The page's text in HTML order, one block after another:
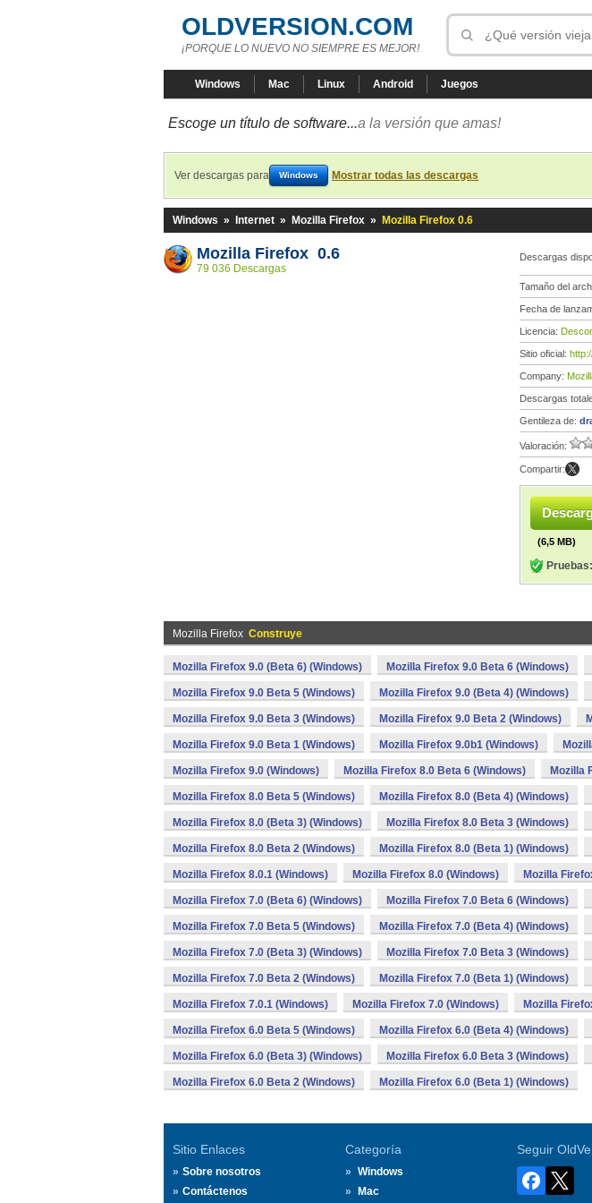
OLDVERSION.COM
¡PORQUE LO NUEVO NO SIEMPRE ES MEJOR!
Windows Mac Linux Android Juegos
Escoge un título de software...a la versión que amas!
Ver descargas para Windows Mostrar todas las descargas
Windows » Internet » Mozilla Firefox » Mozilla Firefox 0.6
Mozilla Firefox 0.6
79 036 Descargas
Descargas
Tamaño del
Fecha de
Licencia:
Sitio oficial:
Company:
Descargas
Gentileza de:
Valoración:
Compartir:
(6,5 MB)
Pruebas:
Mozilla Firefox Construye
Mozilla Firefox 9.0 (Beta 6) (Windows) Mozilla Firefox 9.0 Beta 6 (Windows)
Mozilla Firefox 9.0 Beta 5 (Windows) Mozilla Firefox 9.0 (Beta 4) (Windows)
Mozilla Firefox 9.0 Beta 3 (Windows) Mozilla Firefox 9.0 Beta 2 (Windows)
Mozilla Firefox 9.0 Beta 1 (Windows) Mozilla Firefox 9.0b1 (Windows)
Mozilla Firefox 9.0 (Windows) Mozilla Firefox 8.0 Beta 6 (Windows) Mozilla
Mozilla Firefox 8.0 Beta 5 (Windows) Mozilla Firefox 8.0 (Beta 4) (Windows)
Mozilla Firefox 8.0 (Beta 3) (Windows) Mozilla Firefox 8.0 Beta 3 (Windows)
Mozilla Firefox 8.0 Beta 2 (Windows) Mozilla Firefox 8.0 (Beta 1) (Windows)
Mozilla Firefox 8.0.1 (Windows) Mozilla Firefox 8.0 (Windows) Mozilla
Mozilla Firefox 7.0 (Beta 6) (Windows) Mozilla Firefox 7.0 Beta 6 (Windows)
Mozilla Firefox 7.0 Beta 5 (Windows) Mozilla Firefox 7.0 (Beta 4) (Windows)
Mozilla Firefox 7.0 (Beta 3) (Windows) Mozilla Firefox 7.0 Beta 3 (Windows)
Mozilla Firefox 7.0 Beta 2 (Windows) Mozilla Firefox 7.0 (Beta 1) (Windows)
Mozilla Firefox 7.0.1 (Windows) Mozilla Firefox 7.0 (Windows) Mozilla
Mozilla Firefox 6.0 Beta 5 (Windows) Mozilla Firefox 6.0 (Beta 4) (Windows)
Mozilla Firefox 6.0 (Beta 3) (Windows) Mozilla Firefox 6.0 Beta 3 (Windows)
Mozilla Firefox 6.0 Beta 2 (Windows) Mozilla Firefox 6.0 (Beta 1) (Windows)
Sitio Enlaces
Sobre nosotros
Contáctenos
Categoría
Windows
Mac
Seguir